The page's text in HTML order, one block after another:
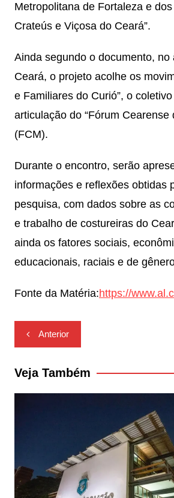
Metropolitana de Fortaleza e
Crateús e Viçosa do Ceará”.
Ainda segundo o documento, no
Ceará, o projeto acolhe os
e Familiares do Curió”, o coletivo
articulação do “Fórum Cearense
(FCM).
Durante o encontro, serão
informações e reflexões obtidas
pesquisa, com dados sobre as
e trabalho de costureiras do
ainda os fatores sociais,
educacionais, raciais e de
Fonte da Matéria:https://
Navegação
de
Post
Anterior
Veja Também